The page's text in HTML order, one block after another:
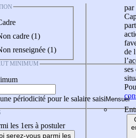
cadre (1)
renseignée (1)
MINIMUM
périodicité pour le salaire saisi
les 1ers à postuler
serez-vous parmi les
par
de